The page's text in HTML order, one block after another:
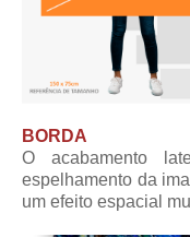
BORDA
O acabamento
espelhamento da
um efeito espacial